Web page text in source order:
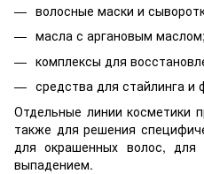
волосные маски и
масла с аргановым маслом;
комплексы для
средства для стайлинга и
Отдельные линии косметики
также для решения
для окрашенных волос,
выпадением.